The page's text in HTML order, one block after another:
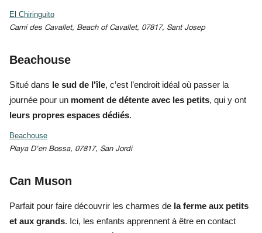
El Chiringuito
Camí des Cavallet, Beach of Cavallet, 07817, Sant Josep
Beachouse
Situé dans le sud de l'île, c’est l’endroit idéal où passer la
journée pour un moment de détente avec les petits, qui y ont
leurs propres espaces dédiés.
Beachouse
Playa D'en Bossa, 07817, San Jordi
Can Muson
Parfait pour faire découvrir les charmes de la ferme aux petits
et aux grands. Ici, les enfants apprennent à être en contact